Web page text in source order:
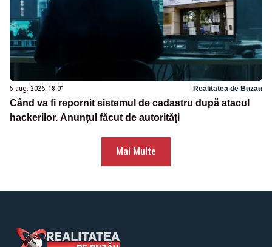
5 aug. 2026, 18:01 Realitatea de Buzau
Când va fi repornit sistemul de cadastru după atacul
hackerilor. Anunțul făcut de autorități
Mai Multe